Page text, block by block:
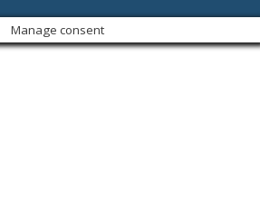
Manage consent